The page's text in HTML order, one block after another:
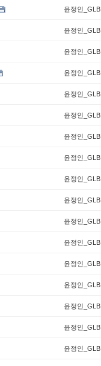
윤정인_GLB
윤정인_GLB
윤정인_GLB
윤정인_GLB
윤정인_GLB
윤정인_GLB
윤정인_GLB
윤정인_GLB
윤정인_GLB
윤정인_GLB
윤정인_GLB
윤정인_GLB
윤정인_GLB
윤정인_GLB
윤정인_GLB
윤정인_GLB
윤정인_GLB